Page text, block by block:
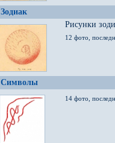
Зодиак
Рисунки
12 фото,
Символы
14 фото,